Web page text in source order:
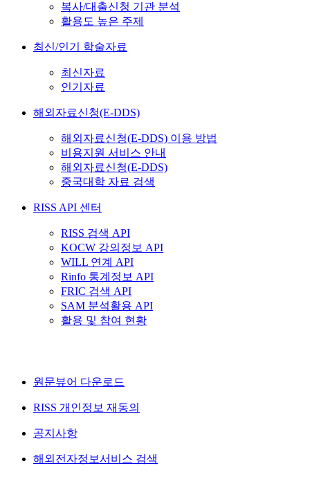
복사/대출신청 기관 분석
활용도 높은 주제
최신/인기 학술자료
최신자료
인기자료
해외자료신청(E-DDS)
해외자료신청(E-DDS) 이용 방법
비용지원 서비스 안내
해외자료신청(E-DDS)
중국대학 자료 검색
RISS API 센터
RISS 검색 API
KOCW 강의정보 API
WILL 연계 API
Rinfo 통계정보 API
FRIC 검색 API
SAM 분석활용 API
활용 및 참여 현황
원문뷰어 다운로드
RISS 개인정보 재동의
공지사항
해외전자정보서비스 검색